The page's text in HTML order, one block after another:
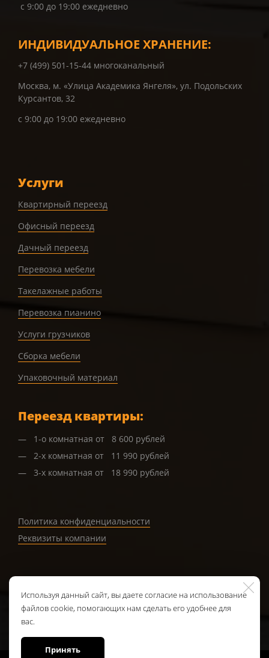
Используя данный сайт, вы даете согласие на использование
файлов cookie, помогающих нам сделать его удобнее для
вас.
Принять
с 9:00 до 19:00 ежедневно
ИНДИВИДУАЛЬНОЕ ХРАНЕНИЕ:
+7 (499) 501-15-44 многоканальный
Москва, м. «Улица Академика Янгеля», ул. Подольских
Курсантов, 32
с 9:00 до 19:00 ежедневно
Услуги
Квартирный переезд
Офисный переезд
Дачный переезд
Перевозка мебели
Такелажные работы
Перевозка пианино
Услуги грузчиков
Сборка мебели
Упаковочный материал
Переезд квартиры:
1-о комнатная от 8 600 рублей
2-х комнатная от 11 990 рублей
3-х комнатная от 18 990 рублей
Политика конфиденциальности
Реквизиты компании
Обратная связь